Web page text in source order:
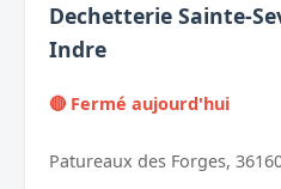
Dechetterie Sainte-
Indre
🔴 Fermé aujourd'hui
Patureaux des Forges,